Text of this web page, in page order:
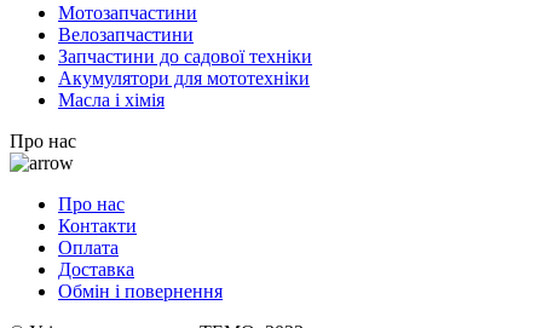
Мотозапчастини
Велозапчастини
Запчастини до садової техніки
Акумулятори для мототехніки
Масла і хімія
Про нас
Про нас
Контакти
Оплата
Доставка
Обмін і повернення